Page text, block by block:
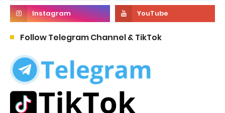
Follow Telegram Channel & TikTok